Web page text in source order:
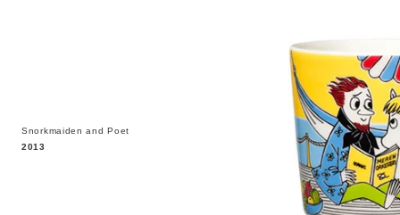
Snorkmaiden and Poet
2013